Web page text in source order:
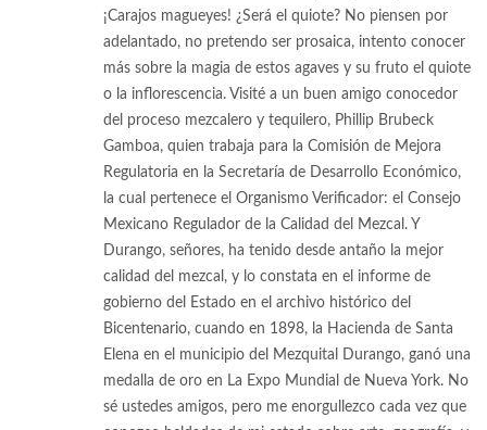
¡Carajos magueyes! ¿Será el quiote? No piensen por
adelantado, no pretendo ser prosaica, intento conocer
más sobre la magia de estos agaves y su fruto el quiote
o la inflorescencia. Visité a un buen amigo conocedor
del proceso mezcalero y tequilero, Phillip Brubeck
Gamboa, quien trabaja para la Comisión de Mejora
Regulatoria en la Secretaría de Desarrollo Económico,
la cual pertenece el Organismo Verificador: el Consejo
Mexicano Regulador de la Calidad del Mezcal. Y
Durango, señores, ha tenido desde antaño la mejor
calidad del mezcal, y lo constata en el informe de
gobierno del Estado en el archivo histórico del
Bicentenario, cuando en 1898, la Hacienda de Santa
Elena en el municipio del Mezquital Durango, ganó una
medalla de oro en La Expo Mundial de Nueva York. No
sé ustedes amigos, pero me enorgullezco cada vez que